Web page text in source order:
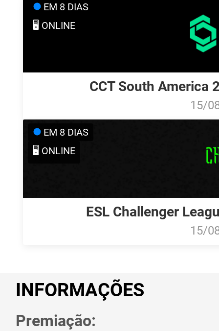
EM 8 DIAS
🖥️ ONLINE
CCT South America
15/
EM 8 DIAS
🖥️ ONLINE
ESL Challenger
15/
INFORMAÇÕES
Premiação: